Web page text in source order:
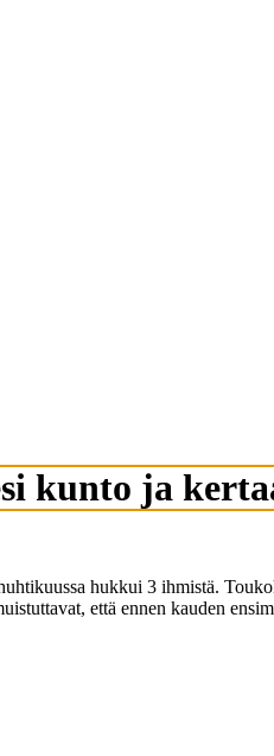
kunto ja
hukkui 3 ihmistä.
että ennen kauden